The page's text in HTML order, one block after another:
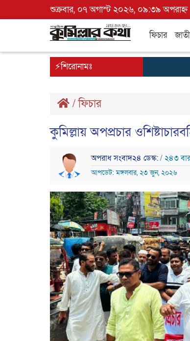
শুক্রবার, ০৭ অগাস্ট ২০২৬, ০৯:৩৯ অপরাহ্ন
ফিচার
⚡শিরোনামঃ
/ফিচার
কুমিল্লায় অপপ্রচার
অপরাধ সংবাদ২৪ ডেস্ক:/ ২৪৩
আপডেট: মঙ্গলবার, ২৩ জুন, ২০২৬